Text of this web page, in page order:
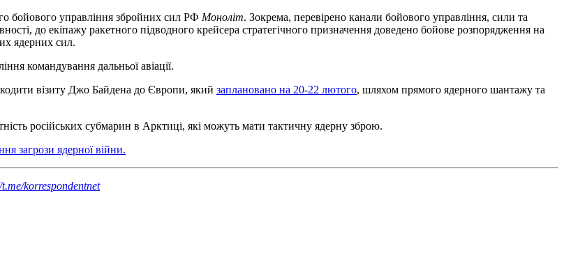
бойового управління збройних сил РФ Моноліт. Зокрема, перевірено канали бойового управління, сили та
до екіпажу ракетного підводного крейсера стратегічного призначення доведено бойове розпорядження на
ядерних сил.
командування дальньої авіації.
візиту Джо Байдена до Європи, який заплановано на 20-22 лютого, шляхом прямого ядерного шантажу та
російських субмарин в Арктиці, які можуть мати тактичну ядерну зброю.
загрози ядерної війни.
korrespondentnet